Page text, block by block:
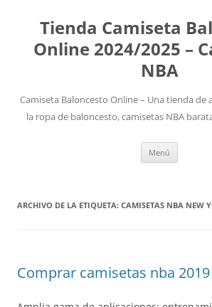
Tienda Camiseta
Online 2024/2025 –
NBA
Camiseta Baloncesto Online – Una tienda de
la ropa de baloncesto, camisetas NBA
Menú
ARCHIVO DE LA ETIQUETA: CAMISETAS NBA NEW
Comprar camisetas nba